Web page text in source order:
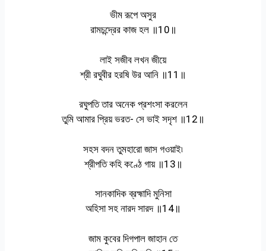
ভীম রূপে অসুর
রামচন্দ্রের কাজ হল ॥10॥
লাই সজীব লখন জীয়ে
শ্রী রঘুবীর হরষি উর আনি ॥11॥
রঘুপতি তার অনেক প্রশংসা করলেন
তুমি আমার প্রিয় ভরত- সে ভাই সদৃশ ॥12॥
সহস বদন তুমহারো জাস গওয়াই৷
শ্রীপতি কহি কণ্ঠে গায় ॥13॥
সানকাদিক ব্রহ্মাদি মুনিসা
অহিসা সহ নারদ সারদ ॥14॥
জাম কুবের দিগপাল জাহান তে